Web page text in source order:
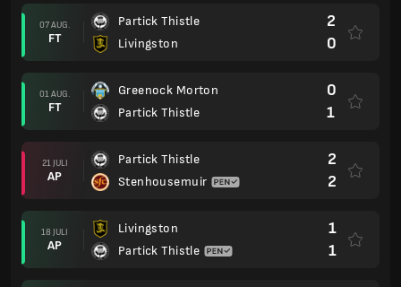
07 AUG.
FT
Partick Thistle
Livingston
2
0
01 AUG.
FT
Greenock Morton
Partick Thistle
0
1
21 JULI
AP
Partick Thistle
Stenhousemuir
2
2
18 JULI
AP
Livingston
Partick Thistle
1
1